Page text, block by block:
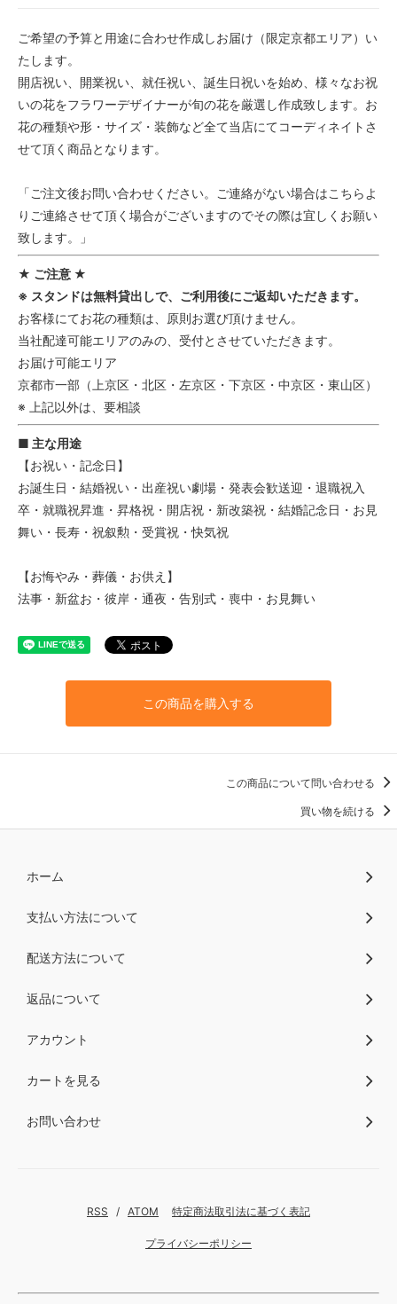
ご希望の予算と用途に合わせ作成しお届け（限定京都エリア）い
たします。
開店祝い、開業祝い、就任祝い、誕生日祝いを始め、様々なお祝
いの花をフラワーデザイナーが旬の花を厳選し作成致します。お
花の種類や形・サイズ・装飾など全て当店にてコーディネイトさ
せて頂く商品となります。
「ご注文後お問い合わせください。ご連絡がない場合はこちらよ
りご連絡させて頂く場合がございますのでその際は宜しくお願い
致します。」
★ ご注意 ★
※ スタンドは無料貸出しで、ご利用後にご返却いただきます。
お客様にてお花の種類は、原則お選び頂けません。
当社配達可能エリアのみの、受付とさせていただきます。
お届け可能エリア
京都市一部（上京区・北区・左京区・下京区・中京区・東山区）
※ 上記以外は、要相談
■ 主な用途
【お祝い・記念日】
お誕生日・結婚祝い・出産祝い劇場・発表会歓送迎・退職祝入
卒・就職祝昇進・昇格祝・開店祝・新改築祝・結婚記念日・お見
舞い・長寿・祝叙勲・受賞祝・快気祝
【お悔やみ・葬儀・お供え】
法事・新盆お・彼岸・通夜・告別式・喪中・お見舞い
この商品を購入する
この商品について問い合わせる
買い物を続ける
ホーム
支払い方法について
配送方法について
返品について
アカウント
カートを見る
お問い合わせ
RSS / ATOM 特定商法取引法に基づく表記
プライバシーポリシー